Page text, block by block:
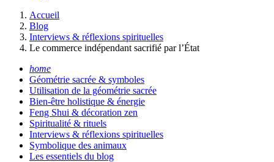
Accueil
Blog
Interviews & réflexions spirituelles
Le commerce indépendant sacrifié par l’État
home
Géométrie sacrée & symboles
Utilisation de la géométrie sacrée
Bien-être holistique & énergie
Feng Shui & décoration zen
Spiritualité & rituels
Interviews & réflexions spirituelles
Symbolique des animaux
Les essentiels du blog